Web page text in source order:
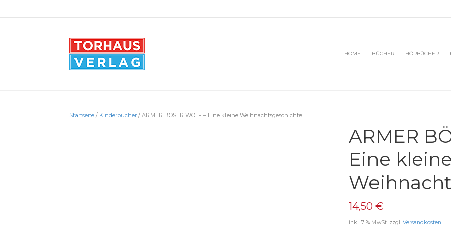
HOME BÜCHER HÖRBÜCHER
Startseite / Kinderbücher / ARMER BÖSER WOLF – Eine kleine Weihnachtsgeschichte
ARMER
Eine
14,50€
inkl. 7 % MwSt. zzgl.Versandkosten